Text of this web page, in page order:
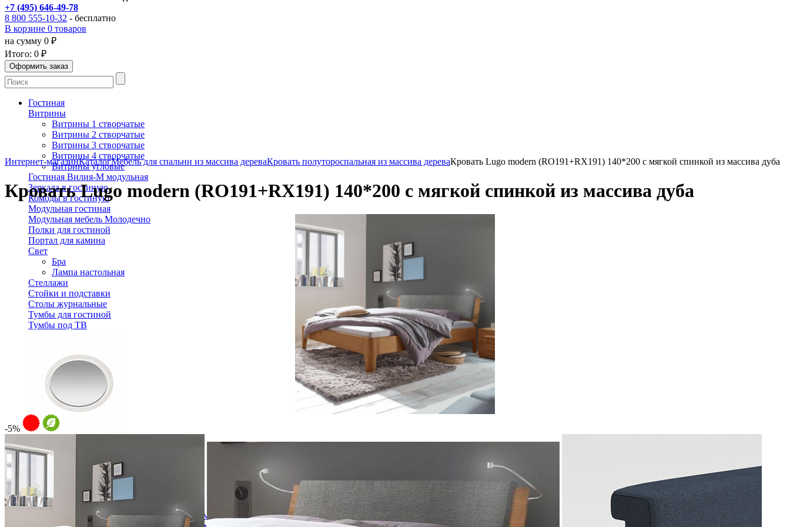
+7 (495) 646-49-78
8 800 555-10-32 - бесплатно
В корзине 0 товаров
на сумму 0 ₽
Итого: 0 ₽
Гостиная
Витрины
Витрины 1 створчатые
Витрины 2 створчатые
Витрины 3 створчатые
Витрины 4 створчатые
Витрины угловые
Гостиная Вилия-М модульная
Зеркала в гостиную
Комоды в гостиную
Модульная гостиная
Модульная мебель Молодечно
Полки для гостиной
Портал для камина
Свет
Бра
Лампа настольная
Стеллажи
Стойки и подставки
Столы журнальные
Тумбы для гостиной
Тумбы под ТВ
8 217 ₽
-10%
Спальня
Деревянные кровати с подъемным механизмом
Интернет-магазинКаталогМебель для спальни из массива дереваКровать полутороспальная из массива дереваКровать Lugo modern (RO191+RX191) 140*200 с мягкой спинкой из массива дуба
Кровать Lugo modern (RO191+RX191) 140*200 с мягкой спинкой из массива дуба
-5%